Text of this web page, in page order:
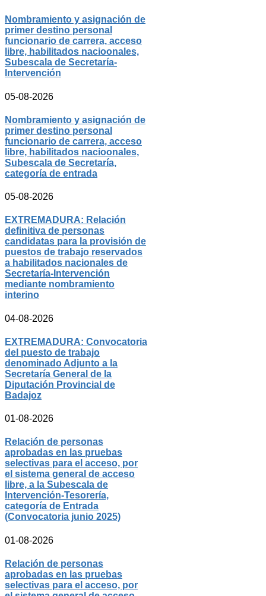
Nombramiento y asignación de
primer destino personal
funcionario de carrera, acceso
libre, habilitados nacioonales,
Subescala de Secretaría-
Intervención
05-08-2026
Nombramiento y asignación de
primer destino personal
funcionario de carrera, acceso
libre, habilitados nacioonales,
Subescala de Secretaría,
categoría de entrada
05-08-2026
EXTREMADURA: Relación
definitiva de personas
candidatas para la provisión de
puestos de trabajo reservados
a habilitados nacionales de
Secretaría-Intervención
mediante nombramiento
interino
04-08-2026
EXTREMADURA: Convocatoria
del puesto de trabajo
denominado Adjunto a la
Secretaría General de la
Diputación Provincial de
Badajoz
01-08-2026
Relación de personas
aprobadas en las pruebas
selectivas para el acceso, por
el sistema general de acceso
libre, a la Subescala de
Intervención-Tesorería,
categoría de Entrada
(Convocatoria junio 2025)
01-08-2026
Relación de personas
aprobadas en las pruebas
selectivas para el acceso, por